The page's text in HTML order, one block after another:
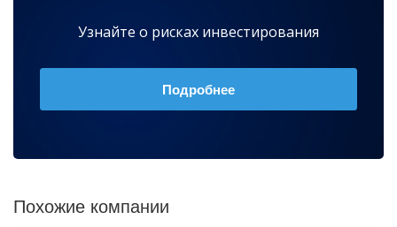
Узнайте о рисках инвестирования
Подробнее
Похожие компании